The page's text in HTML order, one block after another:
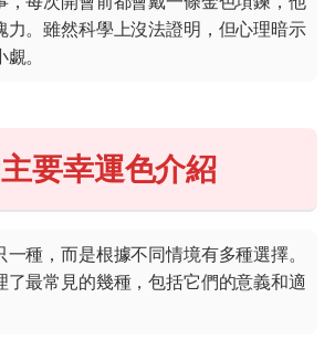
力。雖然科學上沒法證明，但心理暗示
。
要幸運色介紹
種，而是根據不同情境有多種選擇。
了最常見的幾種，包括它們的意義和適